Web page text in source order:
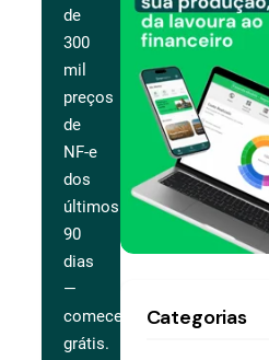
de
300
mil
preços
de
NF-e
dos
últimos
90
dias
—
comece
grátis.
Categorias